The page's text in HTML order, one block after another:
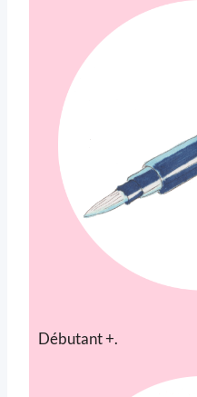
Débutant +.